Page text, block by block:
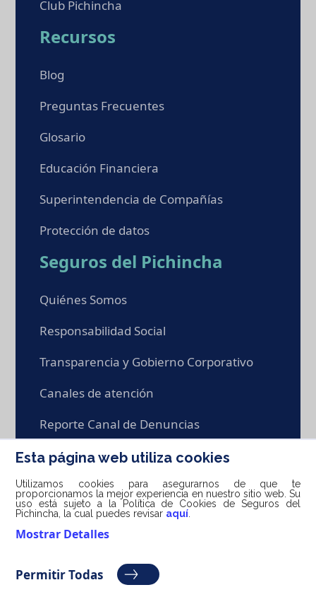
Esta página web utiliza cookies
Utilizamos cookies para asegurarnos de que te
proporcionamos la mejor experiencia en nuestro sitio web. Su
uso está sujeto a la Política de Cookies de Seguros del
Pichincha, la cual puedes revisar aquí
Mostrar Detalles
Permitir Todas
Club Pichincha
Recursos
Blog
Preguntas Frecuentes
Glosario
Educación Financiera
Superintendencia de Compañías
Protección de datos
Seguros del Pichincha
Quiénes Somos
Responsabilidad Social
Transparencia y Gobierno Corporativo
Canales de atención
Reporte Canal de Denuncias
Trabaja con nosotros
info@seg-pichincha.com / 1800 400 400 /
Powered by